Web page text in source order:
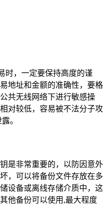
时，一定要保持高度的谨
地址和金额的准确性，要格
共无线网络下进行敏感操
对较低，容易被不法分子攻
。
是非常重要的，以防因意外
，可以将备份文件存放在多
设备或离线存储介质中，这
他备份可以使用,最大程度